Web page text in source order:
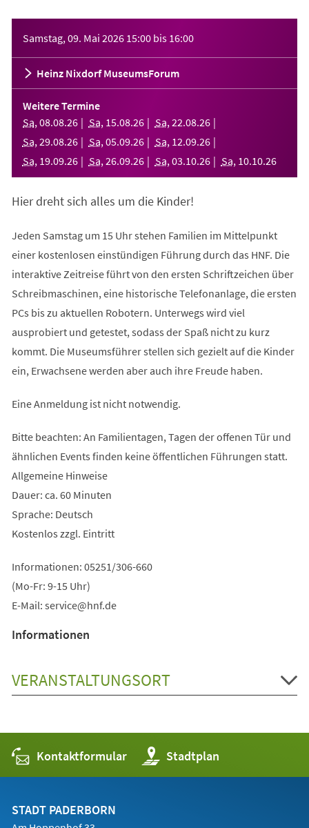
Samstag, 09. Mai 2026 15:00 bis 16:00
Heinz Nixdorf MuseumsForum
Weitere Termine
Sa, 08.08.26 Sa, 15.08.26 Sa, 22.08.26
Sa, 29.08.26 Sa, 05.09.26 Sa, 12.09.26
Sa, 19.09.26 Sa, 26.09.26 Sa, 03.10.26 Sa, 10.10.26
Hier dreht sich alles um die Kinder!
Jeden Samstag um 15 Uhr stehen Familien im Mittelpunkt
einer kostenlosen einstündigen Führung durch das HNF. Die
interaktive Zeitreise führt von den ersten Schriftzeichen über
Schreibmaschinen, eine historische Telefonanlage, die ersten
PCs bis zu aktuellen Robotern. Unterwegs wird viel
ausprobiert und getestet, sodass der Spaß nicht zu kurz
kommt. Die Museumsführer stellen sich gezielt auf die Kinder
ein, Erwachsene werden aber auch ihre Freude haben.
Eine Anmeldung ist nicht notwendig.
Bitte beachten: An Familientagen, Tagen der offenen Tür und
ähnlichen Events finden keine öffentlichen Führungen statt.
Allgemeine Hinweise
Dauer: ca. 60 Minuten
Sprache: Deutsch
Kostenlos zzgl. Eintritt
Informationen: 05251/306-660
(Mo-Fr: 9-15 Uhr)
E-Mail: service hnf de
Informationen
VERANSTALTUNGSORT
Kontaktformular Stadtplan
(Öffnet
in
einem
STADT PADERBORN